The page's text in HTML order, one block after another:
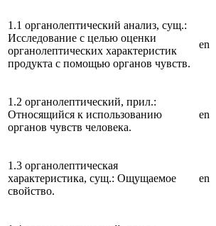
1.1 органолептический анализ, сущ.:
Исследование с целью оценки
органолептических характеристик
продукта с помощью органов чувств.
en
1.2 органолептический, прил.:
Относящийся к использованию
органов чувств человека.
en
1.3 органолептическая
характеристика, сущ.: Ощущаемое
свойство.
en